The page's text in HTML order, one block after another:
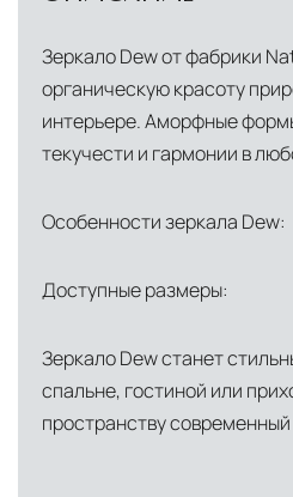
сохранностью продукции.
Глобальная сеть
центров
Помимо Москвы, мы
международных хабах:
Дубай, ОАЭ—
Кипр—
Средиземноморского
Зеркало Dew от фабрики
органическую красоту
интерьере. Аморфные
текучести и гармонии в
Особенности зеркала Dew:
Доступные размеры:
Зеркало Dew станет
спальне, гостиной или
пространству